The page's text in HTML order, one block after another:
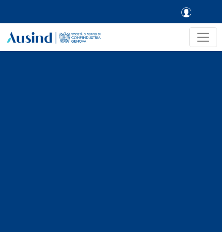
Skip to main navigation